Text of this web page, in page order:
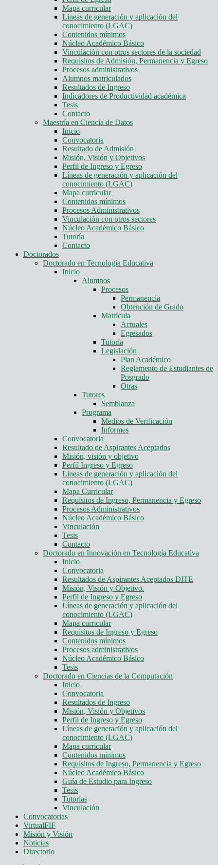
Mapa curricular
Líneas de generación y aplicación del
conocimiento (LGAC)
Contenidos mínimos
Núcleo Académico Básico
Vinculación con otros sectores de la sociedad
Requisitos de Admisión, Permanencia y Egreso
Procesos administrativos
Alumnos matriculados
Resultados de Ingreso
Indicadores de Productividad académica
Tesis
Contacto
Maestría en Ciencia de Datos
Inicio
Convocatoria
Resultado de Admisión
Misión, Visión y Objetivos
Perfil de Ingreso y Egreso
Líneas de generación y aplicación del
conocimiento (LGAC)
Mapa curricular
Contenidos mínimos
Procesos Administrativos
Vinculación con otros sectores
Núcleo Académico Básico
Tutoría
Contacto
Doctorados
Doctorado en Tecnología Educativa
Inicio
Alumnos
Procesos
Permanencia
Obtención de Grado
Matrícula
Actuales
Egresados
Tutoría
Legislación
Plan Académico
Reglamento de Estudiantes de
Posgrado
Otras
Tutores
Semblanza
Programa
Medios de Verificación
Informes
Convocatoria
Resultado de Aspirantes Aceptados
Misión, visión y objetivo
Perfil Ingreso y Egreso
Líneas de generación y aplicación del
conocimiento (LGAC)
Mapa Curricular
Requisitos de Ingreso, Permanencia y Egreso
Procesos Administrativos
Núcleo Académico Básico
Vinculación
Tesis
Contacto
Doctorado en Innovación en Tecnología Educativa
Inicio
Convocatoria
Resultados de Aspirantes Aceptados DITE
Misión, Visión y Objetivo.
Perfil de Ingreso y Egreso
Líneas de generación y aplicación del
conocimiento (LGAC)
Mapa curricular
Requisitos de Ingreso y Egreso
Contenidos mínimos
Procesos administrativos
Núcleo Académico Básico
Tesis
Doctorado en Ciencias de la Computación
Inicio
Convocatoria
Resultados de Ingreso
Misión, Visión y Objetivos
Perfil de Ingreso y Egreso
Líneas de generación y aplicación del
conocimiento (LGAC)
Mapa curricular
Contenidos mínimos
Requisitos de Ingreso, Permanencia y Egreso
Núcleo Académico Básico
Guía de Estudio para Ingreso
Tesis
Tutorías
Vinculación
Convocatorias
VirtualFIF
Misión y Visión
Noticias
Directorio